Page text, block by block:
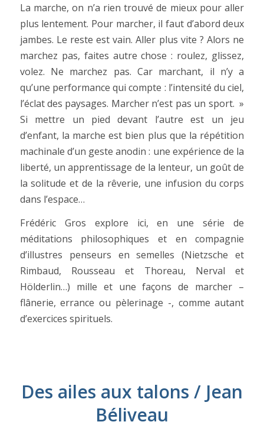
La marche, on n’a rien trouvé de mieux pour aller
plus lentement. Pour marcher, il faut d’abord deux
jambes. Le reste est vain. Aller plus vite ? Alors ne
marchez pas, faites autre chose : roulez, glissez,
volez. Ne marchez pas. Car marchant, il n’y a
qu’une performance qui compte : l’intensité du ciel,
l’éclat des paysages. Marcher n’est pas un sport. »
Si mettre un pied devant l’autre est un jeu
d’enfant, la marche est bien plus que la répétition
machinale d’un geste anodin : une expérience de la
liberté, un apprentissage de la lenteur, un goût de
la solitude et de la rêverie, une infusion du corps
dans l’espace…
Frédéric Gros explore ici, en une série de
méditations philosophiques et en compagnie
d’illustres penseurs en semelles (Nietzsche et
Rimbaud, Rousseau et Thoreau, Nerval et
Hölderlin…) mille et une façons de marcher –
flânerie, errance ou pèlerinage -, comme autant
d’exercices spirituels.
Des ailes aux talons / Jean
Béliveau